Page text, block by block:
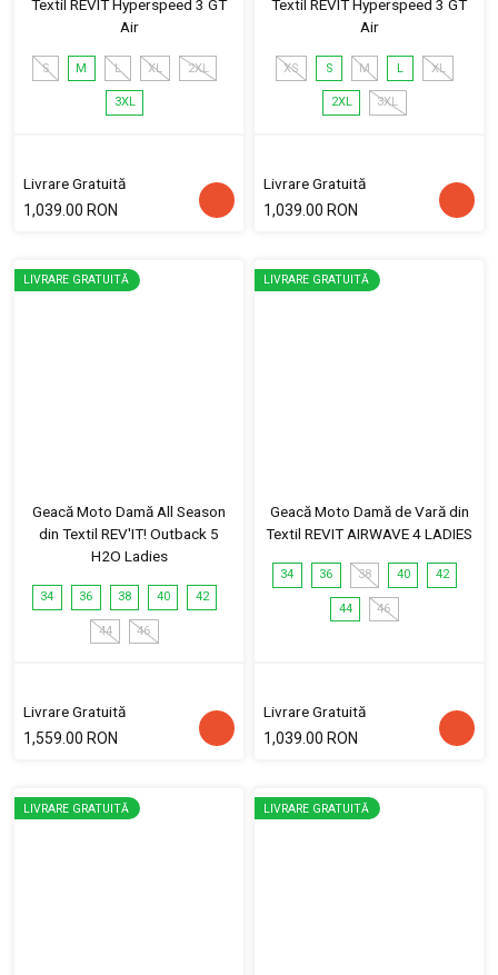
Textil REVIT Hyperspeed 3 GT
Air
S M L XL 2XL
3XL
Livrare Gratuită
1,039.00 RON
Textil REVIT Hyperspeed 3 GT
Air
XS S M L XL
2XL 3XL
Livrare Gratuită
1,039.00 RON
LIVRARE GRATUITĂ
Geacă Moto Damă All Season
din Textil REV'IT! Outback 5
H2O Ladies
34 36 38 40 42
44 46
Livrare Gratuită
1,559.00 RON
LIVRARE GRATUITĂ
Geacă Moto Damă de Vară din
Textil REVIT AIRWAVE 4 LADIES
34 36 38 40 42
44 46
Livrare Gratuită
1,039.00 RON
LIVRARE GRATUITĂ LIVRARE GRATUITĂ